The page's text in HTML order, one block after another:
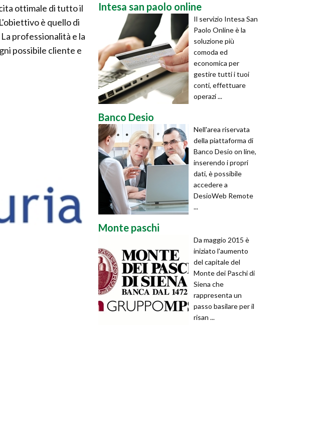
ottimale di tutto il
è quello di
professionalità e la
possibile cliente e
Intesa san paolo online
Il servizio Intesa San
Paolo Online è la
soluzione più
comoda ed
economica per
gestire tutti i tuoi
conti, effettuare
operazi ...
Banco Desio
Nell'area riservata
della piattaforma di
Banco Desio on line,
inserendo i propri
dati, è possibile
accedere a
DesioWeb Remote
...
Monte paschi
Da maggio 2015 è
iniziato l'aumento
del capitale del
Monte dei Paschi di
Siena che
rappresenta un
passo basilare per il
risan ...